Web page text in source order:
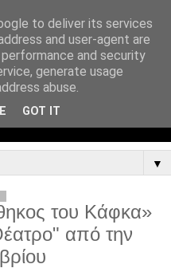
▼
του Κάφκα»
από την
to deliver its services
and user-agent are
and security
generate usage
abuse.
GOT IT